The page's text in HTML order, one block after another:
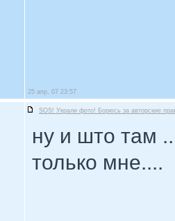
25 апр, 07 23:57
SOS! Украли фото! Борюсь за авторские
ну и што там
только мне....